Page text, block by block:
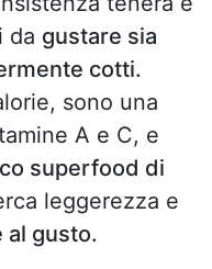
da gustare sia
cotti.
sono una
A e C, e
superfood di
leggerezza e
al gusto.